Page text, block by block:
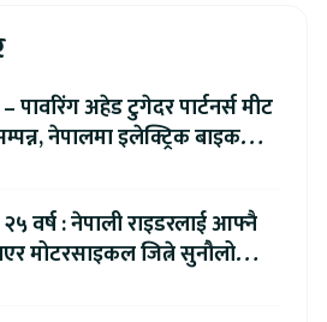
पावरिंग अहेड टुगेदर पार्टनर्स मीट
नेपालमा इलेक्ट्रिक बाइक
वर्ष : नेपाली राइडरलाई आफ्नै
मोटरसाइकल जित्ने सुनौलो